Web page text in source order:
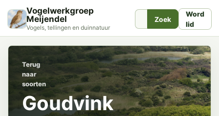
Vogelwerkgroep
Meijendel
Vogels, tellingen en duinnatuur
Zoek
Word
lid
Terug
naar
soorten
Goudvink